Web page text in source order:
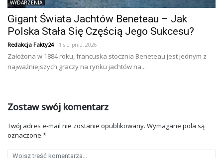
WYDARZENIA
Gigant Świata Jachtów Beneteau – Jak
Polska Stała Się Częścią Jego Sukcesu?
Redakcja Fakty24- 1 sierpnia, 2026
Założona w 1884 roku, francuska stocznia Beneteau jest jednym z
najważniejszych graczy na rynku jachtów na...
Zostaw swój komentarz
Twój adres e-mail nie zostanie opublikowany. Wymagane pola są
oznaczone *